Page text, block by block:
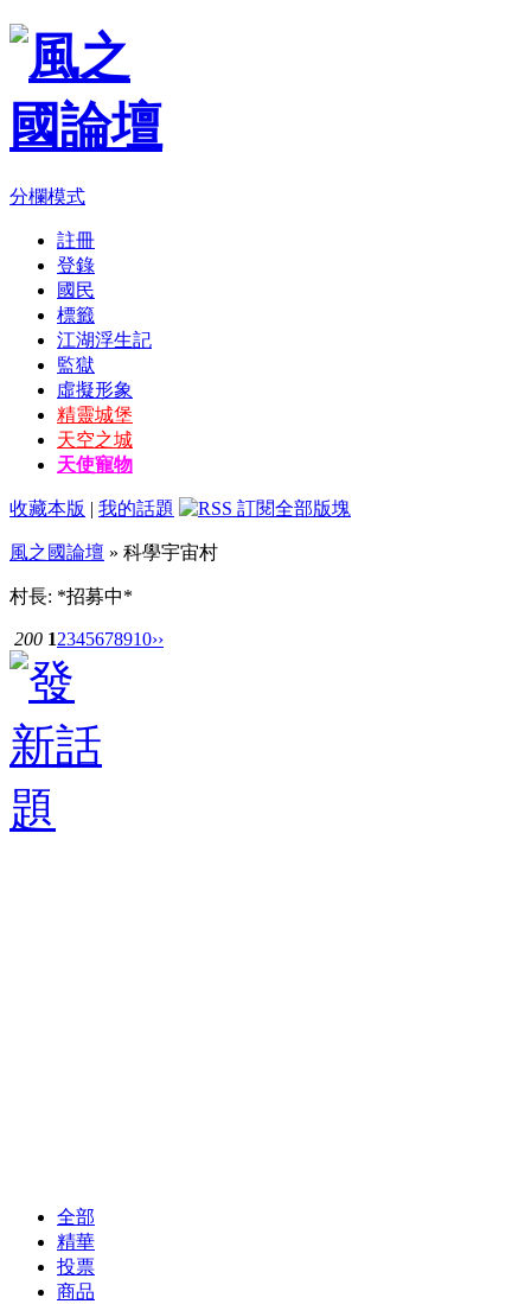
分欄模式
註冊
登錄
國民
標籤
江湖浮生記
監獄
虛擬形象
精靈城堡
天空之城
天使寵物
收藏本版 | 我的話題
風之國論壇 » 科學宇宙村
村長: *招募中*
200 12345678910››
全部
精華
投票
商品